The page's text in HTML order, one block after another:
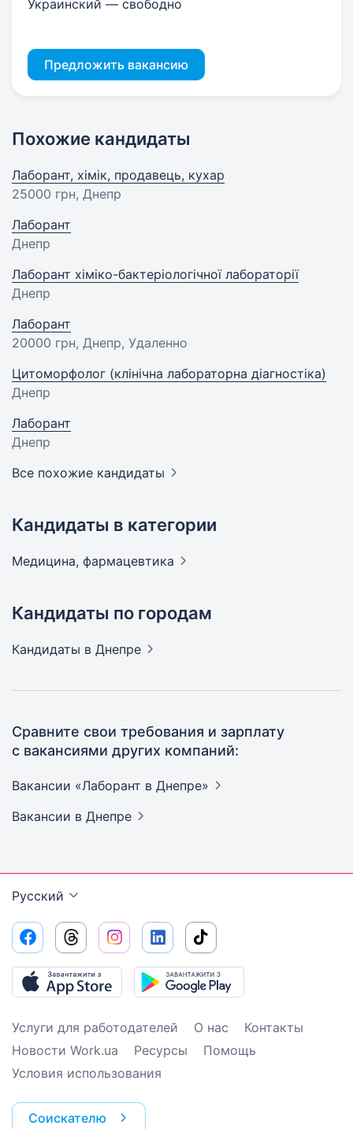
Украинский — свободно
Предложить вакансию
Похожие кандидаты
Лаборант, хімік, продавець, кухар
25000 грн, Днепр
Лаборант
Днепр
Лаборант хіміко-бактеріологічної лабораторії
Днепр
Лаборант
20000 грн, Днепр, Удаленно
Цитоморфолог (клiнiчна лабораторна дiагностiка)
Днепр
Лаборант
Днепр
Все похожие кандидаты
Кандидаты в категории
Медицина, фармацевтика
Кандидаты по городам
Кандидаты в Днепре
Сравните свои требования и зарплату
с вакансиями других компаний:
Вакансии «Лаборант в Днепре»
Вакансии в Днепре
Русский
Услуги для работодателей О нас
Контакты
Новости Work.ua
Ресурсы
Помощь
Условия использования
Соискателю